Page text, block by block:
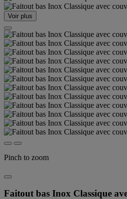
Voir plus
Pinch to zoom
Faitout bas Inox Classique